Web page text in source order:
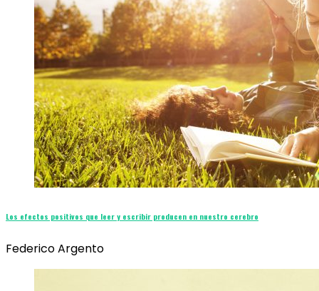
Los efectos positivos que leer y escribir producen en nuestro cerebro
Federico Argento